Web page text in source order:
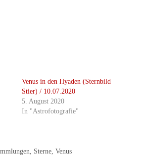
Venus in den Hyaden (Sternbild
Stier) / 10.07.2020
5. August 2020
In "Astrofotografie"
, Sterne, Venus